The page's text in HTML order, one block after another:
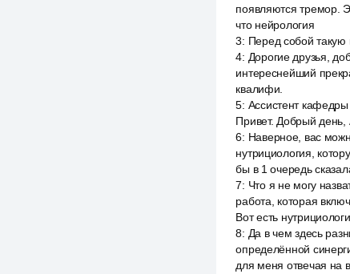
появляются тремор.
что нейрология
3: Перед собой такую
4: Дорогие друзья,
интереснейший
квалифи.
5: Ассистент кафедры
Привет. Добрый день,
6: Наверное, вас
нутрициология,
бы в 1 очередь
7: Что я не могу
работа, которая
Вот есть
8: Да в чем здесь
определённой
для меня отвечая на